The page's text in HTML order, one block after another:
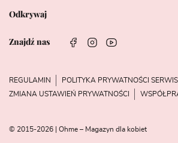
Odkrywaj
Znajdź nas
REGULAMIN
POLITYKA PRYWATNOŚCI
ZMIANA USTAWIEŃ PRYWATNOŚCI
© 2015-2026 | Ohme – Magazyn dla kobiet